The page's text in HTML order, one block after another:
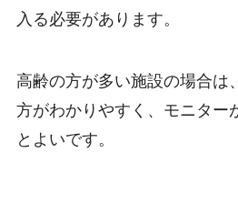
入る必要があります。
高齢の方が多い施設の場合は
方がわかりやすく、モニター
とよいです。